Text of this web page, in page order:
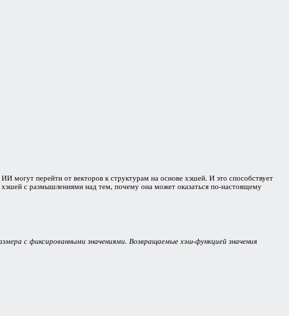
могут перейти от векторов к структурам на основе хэшей. И это способствует
хэшей с размышлениями над тем, почему она может оказаться по-настоящему
с фиксированными значениями. Возвращаемые хэш-функцией значения